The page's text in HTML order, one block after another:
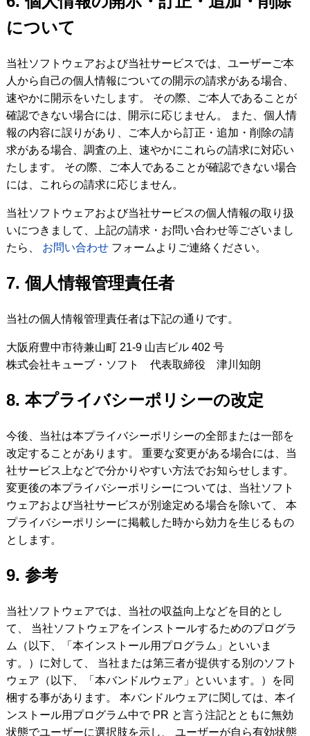
について
当社ソフトウェアおよび当社サービスでは、ユーザーご本
人から自己の個人情報についての開示の請求がある場合、
速やかに開示をいたします。 その際、ご本人であることが
確認できない場合には、開示に応じません。 また、個人情
報の内容に誤りがあり、ご本人から訂正・追加・削除の請
求がある場合、調査の上、速やかにこれらの請求に対応い
たします。 その際、ご本人であることが確認できない場合
には、これらの請求に応じません。
当社ソフトウェアおよび当社サービスの個人情報の取り扱
いにつきまして、上記の請求・お問い合わせ等ございまし
たら、 お問い合わせフォームよりご連絡ください。
7. 個人情報管理責任者
当社の個人情報管理責任者は下記の通りです。
大阪府豊中市待兼山町 21-9 山吉ビル 402 号
株式会社キューブ・ソフト 代表取締役 津川知朗
8. 本プライバシーポリシーの改定
今後、当社は本プライバシーポリシーの全部または一部を
改定することがあります。 重要な変更がある場合には、当
社サービス上などで分かりやすい方法でお知らせします。
変更後の本プライバシーポリシーについては、当社ソフト
ウェアおよび当社サービスが別途定める場合を除いて、 本
プライバシーポリシーに掲載した時から効力を生じるもの
とします。
9. 参考
当社ソフトウェアでは、当社の収益向上などを目的とし
て、 当社ソフトウェアをインストールするためのプログラ
ム（以下、「本インストール用プログラム」といいま
す。）に対して、 当社または第三者が提供する別のソフト
ウェア（以下、「本バンドルウェア」といいます。）を同
梱する事があります。 本バンドルウェアに関しては、本イ
ンストール用プログラム中で PR と言う注記とともに無効
状態でユーザーに選択肢を示し、 ユーザーが自ら有効状態